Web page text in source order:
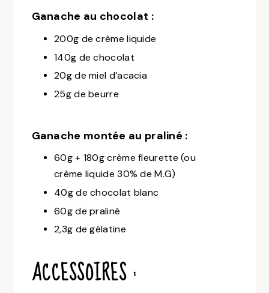
Ganache au chocolat :
200g de crème liquide
140g de chocolat
20g de miel d’acacia
25g de beurre
Ganache montée au praliné :
60g + 180g crème fleurette (ou
crème liquide 30% de M.G)
40g de chocolat blanc
60g de praliné
2,3g de gélatine
ACCESSOIRES :